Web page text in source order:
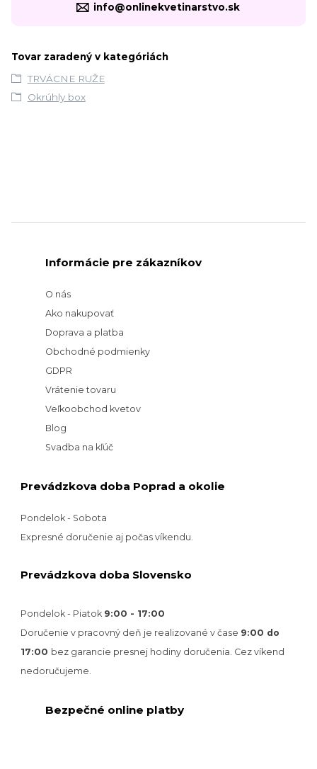
info@onlinekvetinarstvo.sk
Tovar zaradený v kategóriách
TRVÁCNE RUŽE
Okrúhly box
Informácie pre zákazníkov
O nás
Ako nakupovať
Doprava a platba
Obchodné podmienky
GDPR
Vrátenie tovaru
Veľkoobchod kvetov
Blog
Svadba na kľúč
Prevádzkova doba Poprad a okolie
Pondelok - Sobota
Expresné doručenie aj počas víkendu.
Prevádzkova doba Slovensko
Pondelok - Piatok 9:00 - 17:00
Doručenie v pracovný deň je realizované v čase 9:00 do
17:00 bez garancie presnej hodiny doručenia. Cez víkend
nedoručujeme.
Bezpečné online platby